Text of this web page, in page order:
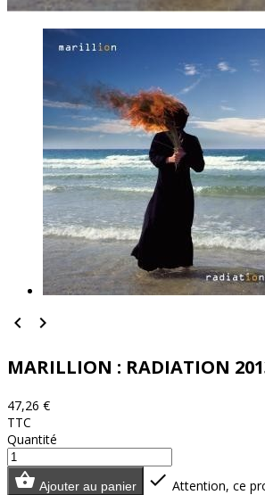
 
MARILLION : RADIATION
47,26 €
TTC
Quantité
 Ajouter au panier  Attention, ce